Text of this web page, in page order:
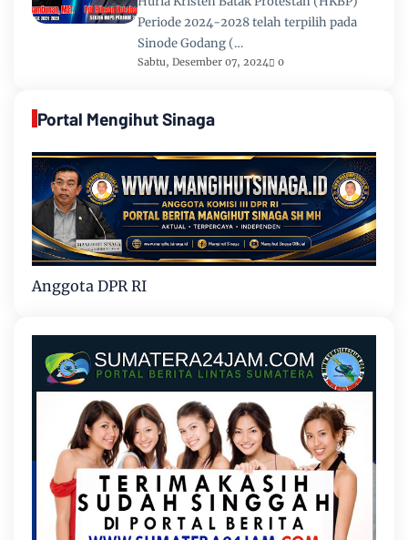
Periode 2024-2028 telah terpilih pada
Sinode Godang (…
Sabtu, Desember 07, 2024 0
Portal Mengihut Sinaga
Anggota DPR RI